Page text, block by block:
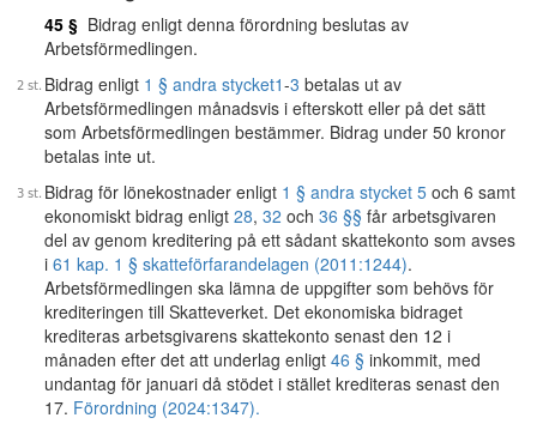
45 § Bidrag enligt denna förordning beslutas av
Arbetsförmedlingen.
Bidrag enligt 1 § andra stycket1-3 betalas ut av
Arbetsförmedlingen månadsvis i efterskott eller på det sätt
som Arbetsförmedlingen bestämmer. Bidrag under 50 kronor
betalas inte ut.
Bidrag för lönekostnader enligt 1 § andra stycket 5 och 6 samt
ekonomiskt bidrag enligt 28, 32 och 36 §§ får arbetsgivaren
del av genom kreditering på ett sådant skattekonto som avses
i 61 kap. 1 § skatteförfarandelagen (2011:1244).
Arbetsförmedlingen ska lämna de uppgifter som behövs för
krediteringen till Skatteverket. Det ekonomiska bidraget
krediteras arbetsgivarens skattekonto senast den 12 i
månaden efter det att underlag enligt 46 § inkommit, med
undantag för januari då stödet i stället krediteras senast den
17. Förordning (2024:1347).